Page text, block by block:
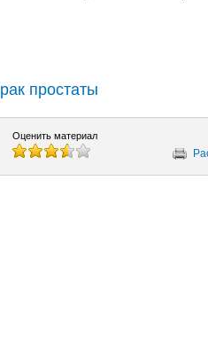
рак простаты
Оценить материал